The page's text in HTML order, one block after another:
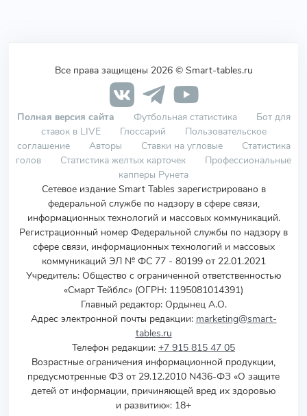
Все права защищены 2026 © Smart-tables.ru
Полная версия сайта Футбольная статистика
Бот для
ставок в LIVE
Глоссарий
Пользовательское
соглашение
Авторы Ставки на угловые
Статистика
голов
Статистика желтых карточек
Профессиональные
капперы Рунета
Сетевое издание Smart Tables зарегистрировано в
федеральной службе по надзору в сфере связи,
информационных технологий и массовых коммуникаций.
Регистрационный номер Федеральной службы по надзору в
сфере связи, информационных технологий и массовых
коммуникаций ЭЛ № ФС 77 - 80199 от 22.01.2021
Учредитель: Общество с ограниченной ответственностью
«Смарт Тейблс» (ОГРН: 1195081014391)
Главный редактор: Ордынец А.О.
Адрес электронной почты редакции: marketing@smart-
tables.ru
Телефон редакции: +7 915 815 47 05
Возрастные ограничения информационной продукции,
предусмотренные ФЗ от 29.12.2010 N436-ФЗ «О защите
детей от информации, причиняющей вред их здоровью
и развитию»: 18+